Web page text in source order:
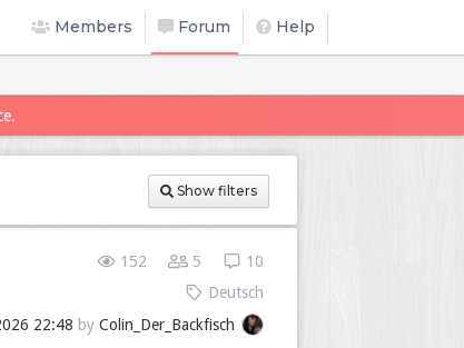
Members Forum Help
Show filters
152 5
10
Deutsch
22:48 by Colin_Der_Backfisch